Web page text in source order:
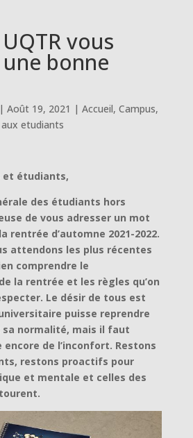
UQTR vous
bonne
Août 19, 2021 | Accueil, Campus,
aux etudiants
et étudiants,
des étudiants hors
de vous adresser un mot
rentrée d’automne 2021-2022.
attendons les plus récentes
comprendre le
la rentrée et les règles qu’on
Le désir de tous est
puisse reprendre
normalité, mais il faut
encore de l’inconfort. Restons
restons proactifs pour
et mentale et celles des